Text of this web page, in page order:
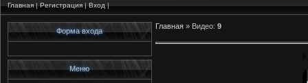
Главная|Регистрация|Вход|
Форма входа
Меню
Главная » Видео: 9